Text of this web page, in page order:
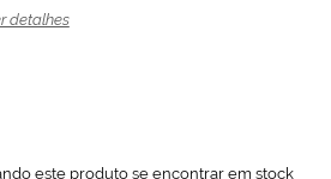
detalhes
este produto se encontrar em stock